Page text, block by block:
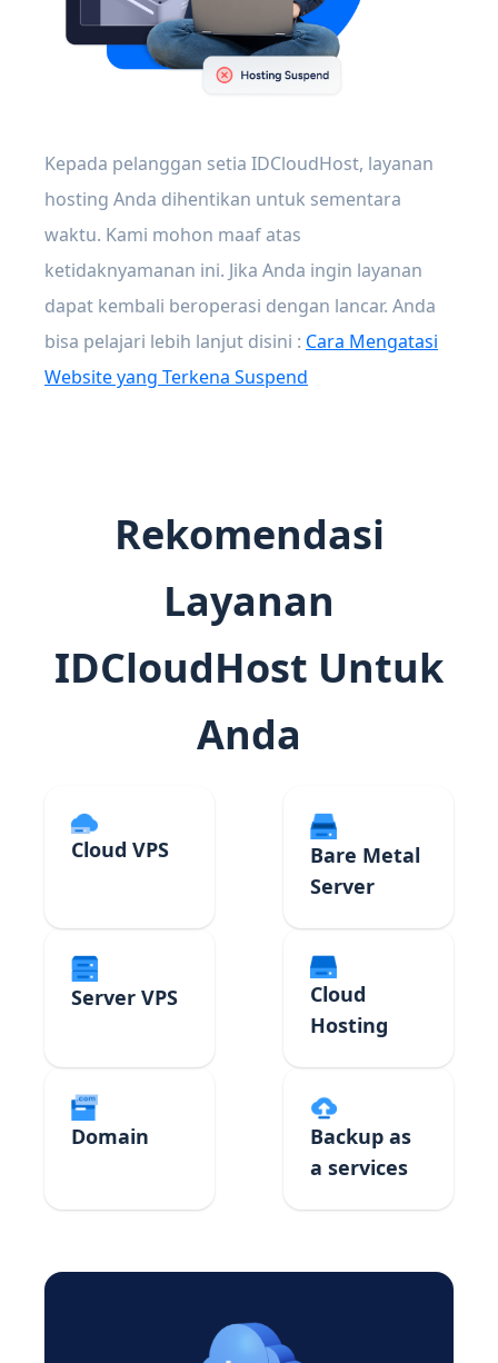
Kepada pelanggan setia IDCloudHost, layanan
hosting Anda dihentikan untuk sementara
waktu. Kami mohon maaf atas
ketidaknyamanan ini. Jika Anda ingin layanan
dapat kembali beroperasi dengan lancar. Anda
bisa pelajari lebih lanjut disini : Cara Mengatasi
Website yang Terkena Suspend
Rekomendasi
Layanan
IDCloudHost Untuk
Anda
Cloud VPS
Bare Metal
Server
Server VPS
Cloud
Hosting
Domain
Backup as
a services